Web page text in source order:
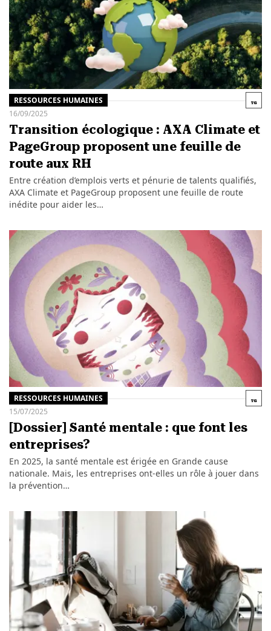
RESSOURCES HUMAINES
16/09/2025
Transition écologique : AXA Climate et
PageGroup proposent une feuille de
route aux RH
Entre création d’emplois verts et pénurie de talents qualifiés,
AXA Climate et PageGroup proposent une feuille de route
inédite pour aider les…
RESSOURCES HUMAINES
15/07/2025
[Dossier] Santé mentale : que font les
entreprises?
En 2025, la santé mentale est érigée en Grande cause
nationale. Mais, les entreprises ont-elles un rôle à jouer dans
la prévention…